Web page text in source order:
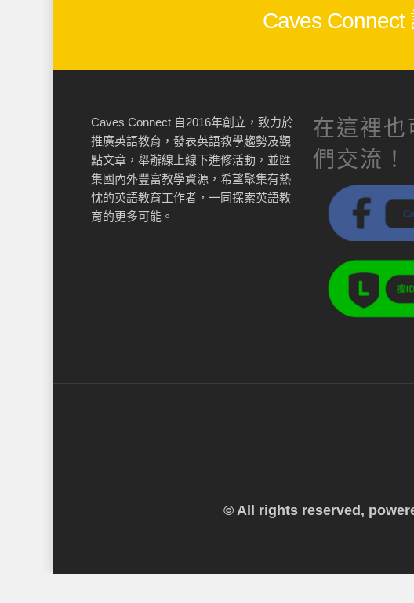
Caves
Caves Connect 自2016年創立，致力於
推廣英語教育，發表英語教學趨勢及觀
點文章，舉辦線上線下進修活動，並匯
集國內外豐富教學資源，希望聚集有熱
忱的英語教育工作者，一同探索英語教
育的更多可能。
在這裡也
們交流！
© All rights reserved,